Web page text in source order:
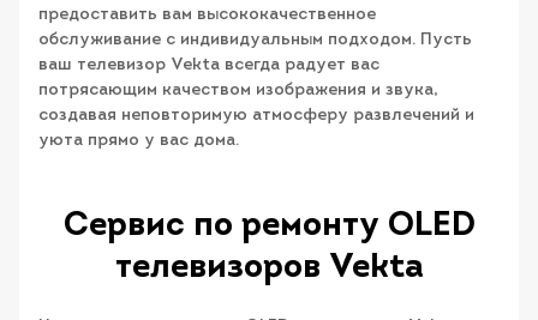
предоставить вам высококачественное
обслуживание с индивидуальным подходом. Пусть
ваш телевизор Vekta всегда радует вас
потрясающим качеством изображения и звука,
создавая неповторимую атмосферу развлечений и
уюта прямо у вас дома.
Сервис по ремонту OLED
телевизоров Vekta